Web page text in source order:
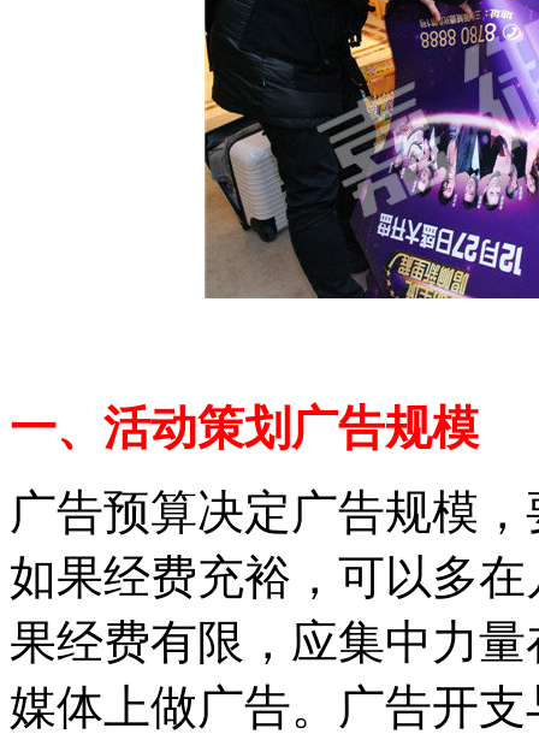
一、活动策划广告规模
广告预算决定广告规模
如果经费充裕，可以多
果经费有限，应集中力
媒体上做广告。广告开